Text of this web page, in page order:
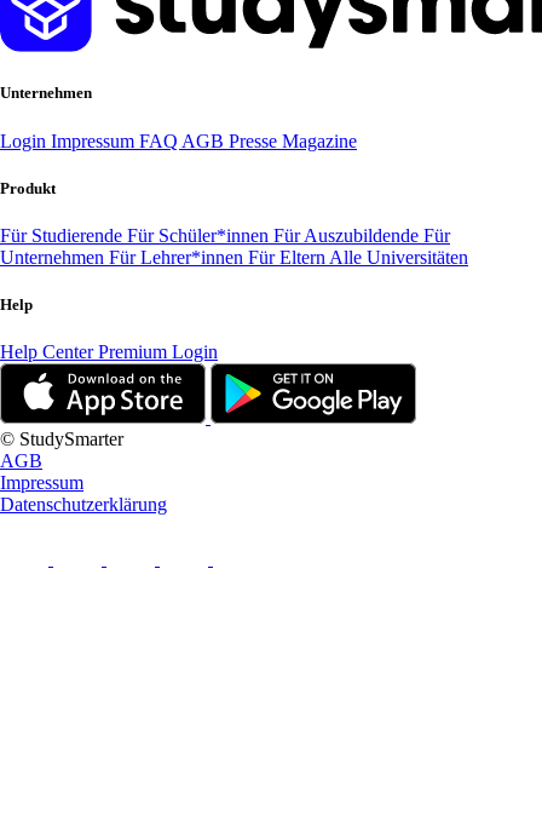
Unternehmen
Login Impressum FAQ AGB Presse Magazine
Produkt
Für Studierende Für Schüler*innen Für Auszubildende Für
Unternehmen Für Lehrer*innen Für Eltern Alle Universitäten
Help
Help CenterPremium Login
© StudySmarter
AGB
Impressum
Datenschutzerklärung